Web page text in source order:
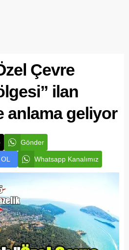
Çevre
ilan
anlama geliyor
Gönder
Whatsapp Kanalımız